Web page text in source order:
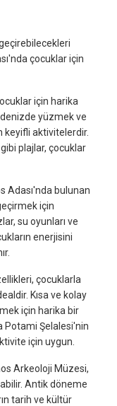
çocuklar için
için harika
denizde yüzmek ve
keyifli aktivitelerdir.
plajlar, çocuklar
Adası'nda bulunan
için
su oyunları ve
enerjisini
çocuklarla
Kısa ve kolay
için harika bir
Potami Şelalesi'nin
için uygun.
Arkeoloji Müzesi,
Antik döneme
tarih ve kültür